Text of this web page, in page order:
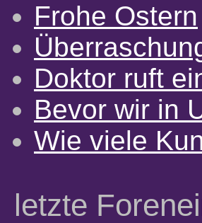
Frohe Ostern
Doktor ruft
Bevor wir in
Wie viele
letzte